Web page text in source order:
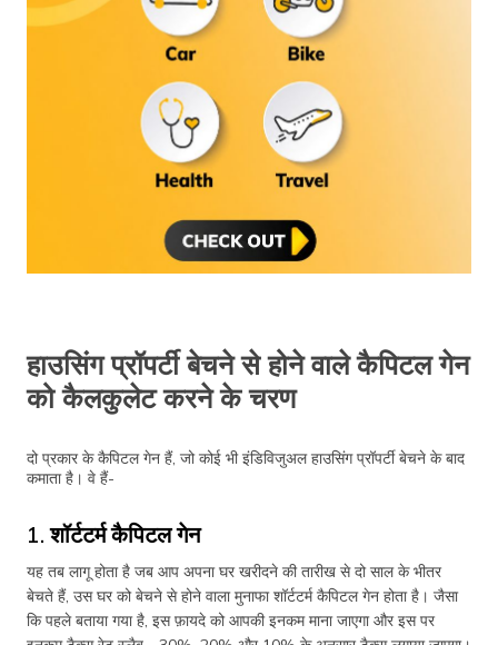
हाउसिंग प्रॉपर्टी बेचने से होने वाले कैपिटल गेन
को कैलकुलेट करने के चरण
दो प्रकार के कैपिटल गेन हैं, जो कोई भी इंडिविजुअल हाउसिंग प्रॉपर्टी बेचने के बाद
कमाता है। वे हैं-
1. शॉर्टटर्म कैपिटल गेन
यह तब लागू होता है जब आप अपना घर खरीदने की तारीख से दो साल के भीतर
बेचते हैं, उस घर को बेचने से होने वाला मुनाफा शॉर्टटर्म कैपिटल गेन होता है। जैसा
कि पहले बताया गया है, इस फ़ायदे को आपकी इनकम माना जाएगा और इस पर